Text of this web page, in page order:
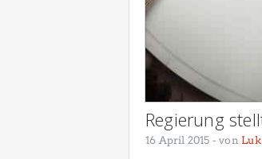
Regierung
16 April 2015 - von